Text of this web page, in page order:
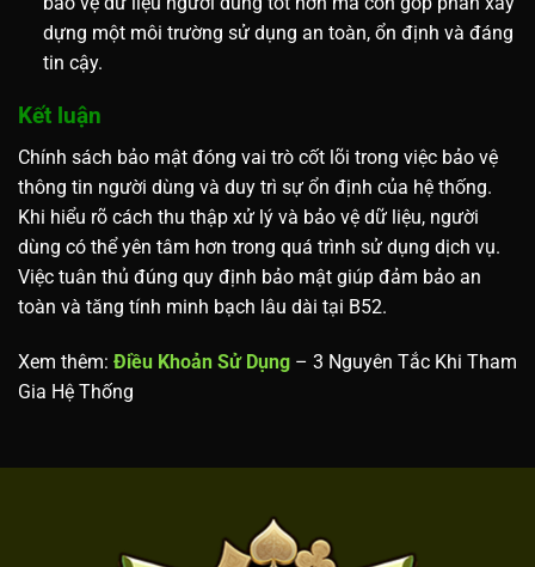
dựng một môi trường sử dụng an toàn, ổn định và đáng
tin cậy.
Kết luận
Chính sách bảo mật đóng vai trò cốt lõi trong việc bảo vệ
thông tin người dùng và duy trì sự ổn định của hệ thống.
Khi hiểu rõ cách thu thập xử lý và bảo vệ dữ liệu, người
dùng có thể yên tâm hơn trong quá trình sử dụng dịch vụ.
Việc tuân thủ đúng quy định bảo mật giúp đảm bảo an
toàn và tăng tính minh bạch lâu dài tại B52.
Xem thêm: Điều Khoản Sử Dụng – 3 Nguyên Tắc Khi Tham
Gia Hệ Thống